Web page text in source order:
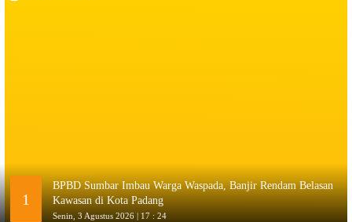
1
BPBD Sumbar Imbau Warga Waspada, Banjir Rendam Belasan
Kawasan di Kota Padang
Senin, 3 Agustus 2026 | 17 : 24